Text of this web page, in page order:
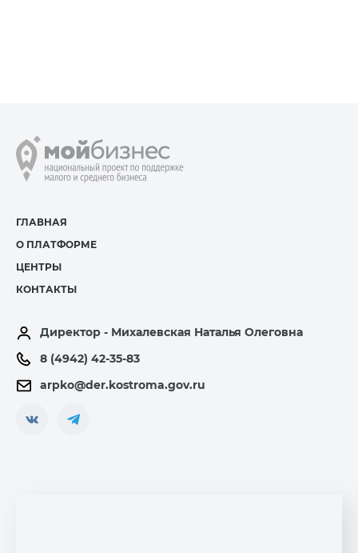
ГЛАВНАЯ
О ПЛАТФОРМЕ
ЦЕНТРЫ
КОНТАКТЫ
Директор - Михалевская Наталья Олеговна
8 (4942) 42-35-83
arpko@der.kostroma.gov.ru